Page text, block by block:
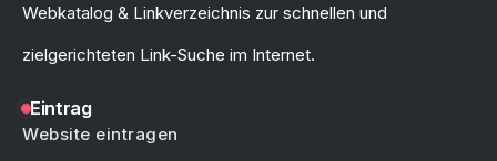
Webkatalog & Linkverzeichnis zur schnellen und
zielgerichteten Link-Suche im Internet.
Eintrag
Website eintragen